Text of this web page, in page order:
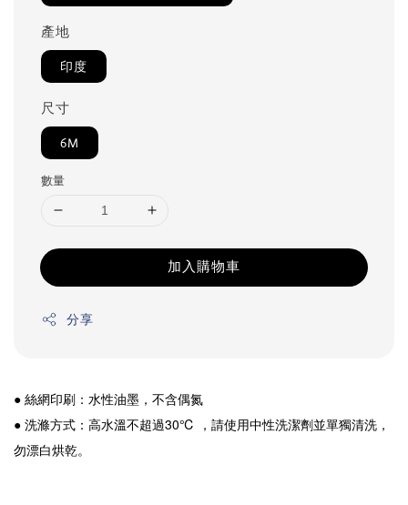
產地
印度
尺寸
6M
數量
加入購物車
分享
● 絲網印刷：水性油墨，不含偶氮
● 洗滌方式：高水溫不超過30℃ ，請使用中性洗潔劑並單獨清洗，
勿漂白烘乾。